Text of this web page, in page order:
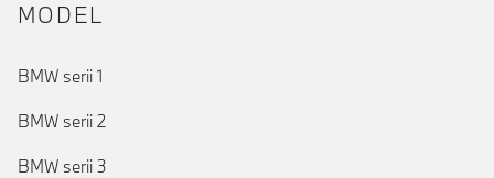
MODEL
BMW serii 1
BMW serii 2
BMW serii 3